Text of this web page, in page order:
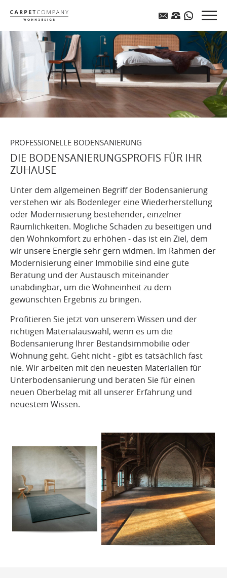
PROFESSIONELLE BODENSANIERUNG
DIE BODENSANIERUNGSPROFIS FÜR IHR
ZUHAUSE
Unter dem allgemeinen Begriff der Bodensanierung
verstehen wir als Bodenleger eine Wiederherstellung
oder Modernisierung bestehender, einzelner
Räumlichkeiten. Mögliche Schäden zu beseitigen und
den Wohnkomfort zu erhöhen - das ist ein Ziel, dem
wir unsere Energie sehr gern widmen. Im Rahmen der
Modernisierung einer Immobilie sind eine gute
Beratung und der Austausch miteinander
unabdingbar, um die Wohneinheit zu dem
gewünschten Ergebnis zu bringen.
Profitieren Sie jetzt von unserem Wissen und der
richtigen Materialauswahl, wenn es um die
Bodensanierung Ihrer Bestandsimmobilie oder
Wohnung geht. Geht nicht - gibt es tatsächlich fast
nie. Wir arbeiten mit den neuesten Materialien für
Unterbodensanierung und beraten Sie für einen
neuen Oberbelag mit all unserer Erfahrung und
neuestem Wissen.